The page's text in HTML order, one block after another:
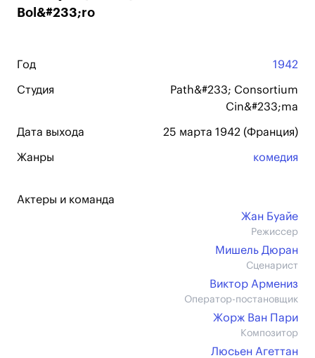
Bol&#233;ro
Год 1942
Студия
Path&#233; Consortium
Cin&#233;ma
Дата выхода 25 марта 1942 (Франция)
Жанры комедия
Актеры и команда
Жан Буайе
Режиссер
Мишель Дюран
Сценарист
Виктор Армениз
Оператор-постановщик
Жорж Ван Пари
Композитор
Люсьен Агеттан